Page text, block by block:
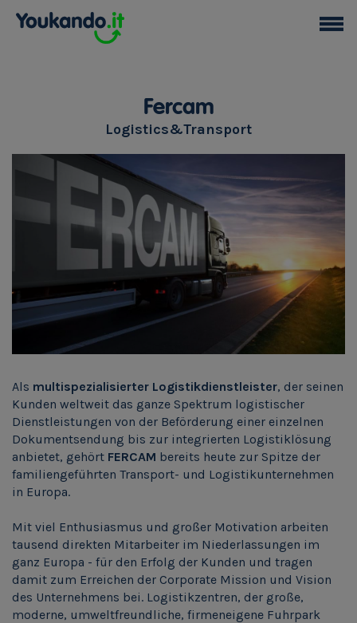
Fercam
Logistics&Transport
Als multispezialisierter Logistikdienstleister, der seinen
Kunden weltweit das ganze Spektrum logistischer
Dienstleistungen von der Beförderung einer einzelnen
Dokumentsendung bis zur integrierten Logistiklösung
anbietet, gehört FERCAM bereits heute zur Spitze der
familiengeführten Transport- und Logistikunternehmen
in Europa.
Mit viel Enthusiasmus und großer Motivation arbeiten
tausend direkten Mitarbeiter im Niederlassungen im
ganz Europa - für den Erfolg der Kunden und tragen
damit zum Erreichen der Corporate Mission und Vision
des Unternehmens bei. Logistikzentren, der große,
moderne, umweltfreundliche, firmeneigene Fuhrpark